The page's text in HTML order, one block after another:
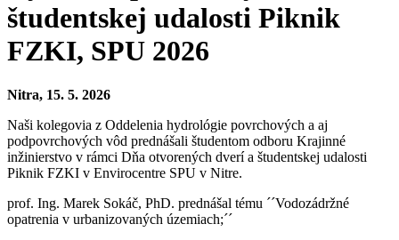
študentskej udalosti Piknik
FZKI, SPU 2026
Nitra, 15. 5. 2026
Naši kolegovia z Oddelenia hydrológie povrchových a aj
podpovrchových vôd prednášali študentom odboru Krajinné
inžinierstvo v rámci Dňa otvorených dverí a študentskej udalosti
Piknik FZKI v Envirocentre SPU v Nitre.
prof. Ing. Marek Sokáč, PhD. prednášal tému ´´Vodozádržné
opatrenia v urbanizovaných územiach;´´